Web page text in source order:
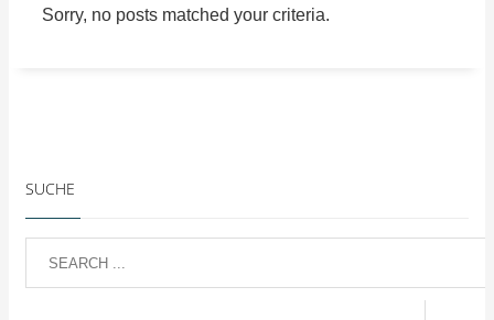
Sorry, no posts matched your criteria.
SUCHE